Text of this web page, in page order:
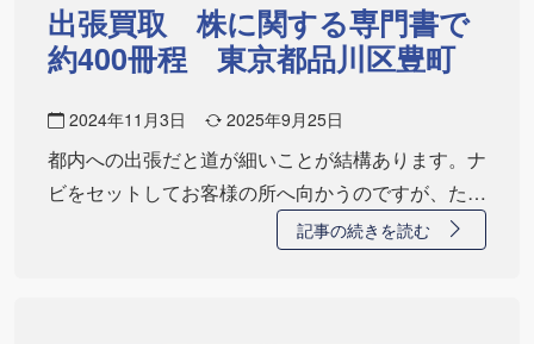
出張買取 株に関する専門書で
約400冊程 東京都品川区豊町
2024年11月3日 2025年9月25日
都内への出張だと道が細いことが結構あります。ナ
ビをセットしてお客様の所へ向かうのですが、たま
記事の続きを読む